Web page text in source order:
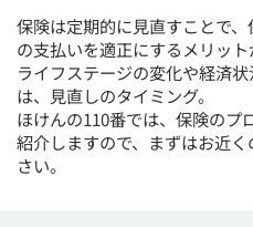
保険は定期的に見直すことで
の支払いを適正にするメリット
ライフステージの変化や経済
は、見直しのタイミング。
ほけんの110番では、保険のプ
紹介しますので、まずはお近
さい。